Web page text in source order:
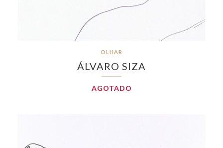
OLHAR
ÁLVARO SIZA
AGOTADO